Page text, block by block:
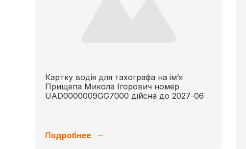
Картку водія для тахографа на імʼя
Прищепа Микола Ігорович номер
UAD0000009GG7000 дійсна до 2027-06
Подробнее